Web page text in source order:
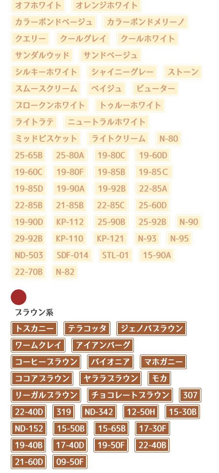
オフホワイト オレンジホワイト
カラーボンドベージュ カラーボンドメリーノ
クエリー クールグレイ クールホワイト
サンダルウッド サンドベージュ
シルキーホワイト シャイニーグレー ストーン
スムースクリーム ベイジュ ピューター
ブロークンホワイト トゥルーホワイト
ライトラテ ニュートラルホワイト
ミッドビスケット ライトクリーム N-80
25-65B 25-80A 19-80C 19-60D
19-60C 19-80F 19-85B 19-85Ｃ
19-85D 19-90A 19-92B 22-85A
22-85B 21-85B 22-85C 25-60D
19-90D KP-112 25-90B 25-92B N-90
29-92B KP-110 KP-121 N-93 N-95
ND-503 SDF-014 STL-01 15-90A
22-70B N-82
ブラウン系
トスカニー テラコッタ ジェノバブラウン
ワームクレイ アイアンバーグ
コーヒーブラウン パイオニア マホガニー
ココアブラウン ヤララブラウン モカ
リーガルブラウン チョコレートブラウン 307
22-40D 319 ND-342 12-50H 15-30B
ND-152 15-50B 15-65B 17-30F
19-40B 17-40D 19-50F 22-40B
21-60D 09-50F